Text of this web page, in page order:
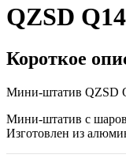
QZSD
Короткое
Мини-штатив QZSD
Мини-штатив с
Изготовлен из